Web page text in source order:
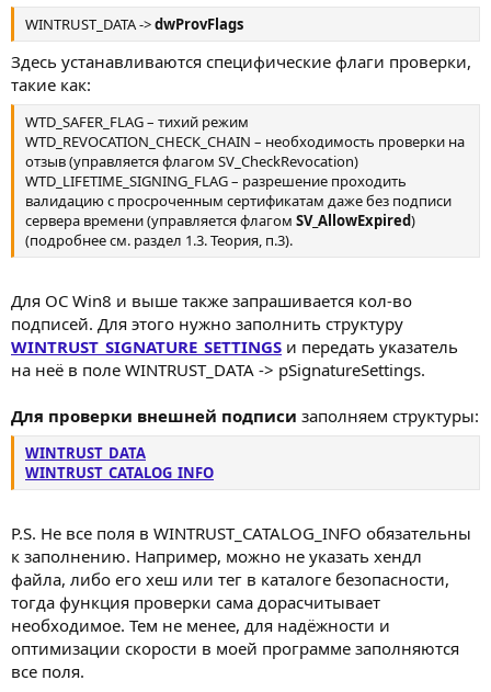
WINTRUST_DATA ->dwProvFlags
Здесь устанавливаются специфические флаги проверки,
такие как:
WTD_SAFER_FLAG – тихий режим
WTD_REVOCATION_CHECK_CHAIN – необходимость проверки на
отзыв (управляется флагом SV_CheckRevocation)
WTD_LIFETIME_SIGNING_FLAG – разрешение проходить
валидацию с просроченным сертификатам даже без подписи
сервера времени (управляется флагом SV_AllowExpired)
(подробнее см. раздел 1.3. Теория, п.3).
Для ОС Win8 и выше также запрашивается кол-во
подписей. Для этого нужно заполнить структуру
WINTRUST_SIGNATURE_SETTINGS и передать указатель
на неё в поле WINTRUST_DATA -> pSignatureSettings.
Для проверки внешней подписи заполняем структуры:
WINTRUST_DATA
WINTRUST_CATALOG_INFO
P.S. Не все поля в WINTRUST_CATALOG_INFO обязательны
к заполнению. Например, можно не указать хендл
файла, либо его хеш или тег в каталоге безопасности,
тогда функция проверки сама дорасчитывает
необходимое. Тем не менее, для надёжности и
оптимизации скорости в моей программе заполняются
все поля.